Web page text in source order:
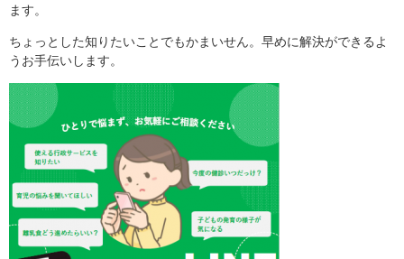
ます。
ちょっとした知りたいことでもかまいせん。早めに解決ができるよ
うお手伝いします。